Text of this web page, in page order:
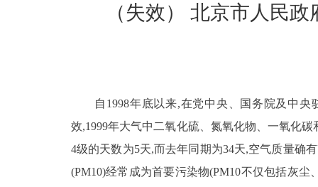
政策兑现
决策公开
（失效） 北京市人民
自1998年底以来,在党中央、国务院及中央
效,1999年大气中二氧化硫、氮氧化物、一氧化
4级的天数为5天,而去年同期为34天,空气质量确
(PM10)经常成为首要污染物(PM10不仅包括灰